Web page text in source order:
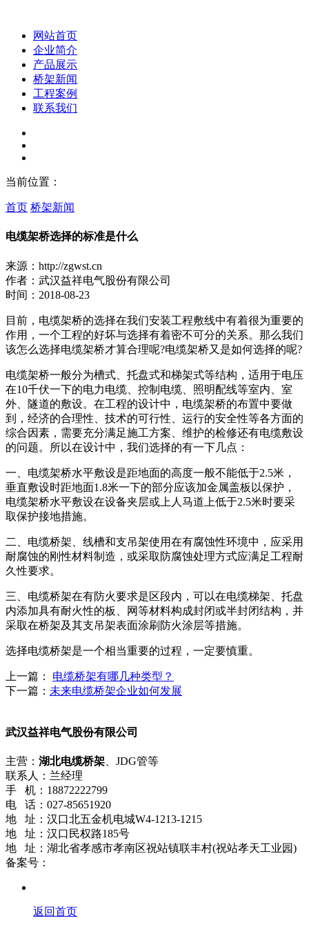
网站首页
企业简介
产品展示
桥架新闻
工程案例
联系我们
当前位置：
首页 桥架新闻
电缆架桥选择的标准是什么
来源：http://zgwst.cn
作者：武汉益祥电气股份有限公司
时间：2018-08-23
目前，电缆架桥的选择在我们安装工程敷线中有着很为重要的
作用，一个工程的好坏与选择有着密不可分的关系。那么我们
该怎么选择电缆架桥才算合理呢?电缆架桥又是如何选择的呢?
电缆架桥一般分为槽式、托盘式和梯架式等结构，适用于电压
在10千伏一下的电力电缆、控制电缆、照明配线等室内、室
外、隧道的敷设。在工程的设计中，电缆架桥的布置中要做
到，经济的合理性、技术的可行性、运行的安全性等各方面的
综合因素，需要充分满足施工方案、维护的检修还有电缆敷设
的问题。所以在设计中，我们选择的有一下几点：
一、电缆架桥水平敷设是距地面的高度一般不能低于2.5米，
垂直敷设时距地面1.8米一下的部分应该加金属盖板以保护，
电缆架桥水平敷设在设备夹层或上人马道上低于2.5米时要采
取保护接地措施。
二、电缆桥架、线槽和支吊架使用在有腐蚀性环境中，应采用
耐腐蚀的刚性材料制造，或采取防腐蚀处理方式应满足工程耐
久性要求。
三、电缆桥架在有防火要求是区段内，可以在电缆梯架、托盘
内添加具有耐火性的板、网等材料构成封闭或半封闭结构，并
采取在桥架及其支吊架表面涂刷防火涂层等措施。
选择电缆桥架是一个相当重要的过程，一定要慎重。
上一篇： 电缆桥架有哪几种类型？
下一篇： 未来电缆桥架企业如何发展
武汉益祥电气股份有限公司
主营： 湖北电缆桥架 、JDG管等
联系人：兰经理
手 机：18872222799
电 话：027-85651920
地 址：汉口北五金机电城W4-1213-1215
地 址：汉口民权路185号
地 址：湖北省孝感市孝南区祝站镇联丰村(祝站孝天工业园)
备案号：
返回首页